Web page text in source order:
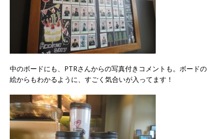
中のボードにも、PTRさんからの写真付きコメントも。ボードの
絵からもわかるように、すごく気合いが入ってます！